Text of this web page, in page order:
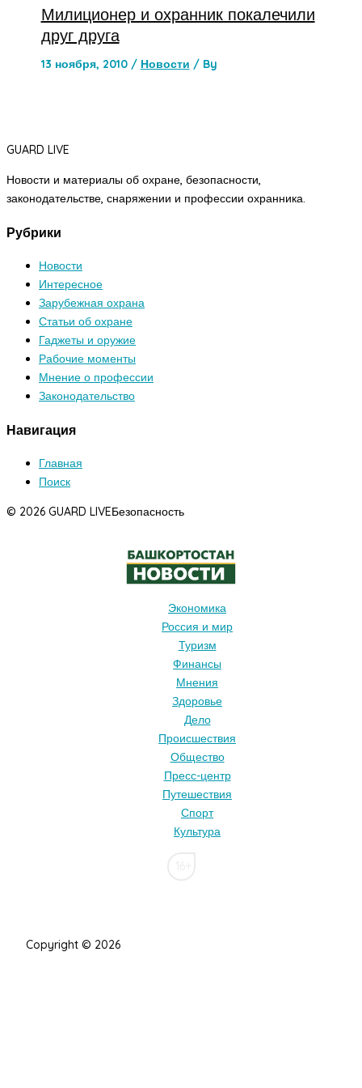
Милиционер и охранник покалечили
друг друга
13 ноября, 2010 / Новости / By
GUARD LIVE
Новости и материалы об охране, безопасности,
законодательстве, снаряжении и профессии охранника.
Рубрики
Новости
Интересное
Зарубежная охрана
Статьи об охране
Гаджеты и оружие
Рабочие моменты
Мнение о профессии
Законодательство
Навигация
Главная
Поиск
© 2026 GUARD LIVEБезопасность
Экономика
Россия и мир
Туризм
Финансы
Мнения
Здоровье
Дело
Происшествия
Общество
Пресс-центр
Путешествия
Спорт
Культура
Copyright © 2026